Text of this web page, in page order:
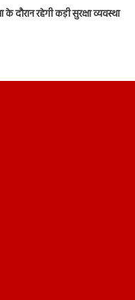
के दौरान रहेगी कड़ी सुरक्षा व्यवस्था